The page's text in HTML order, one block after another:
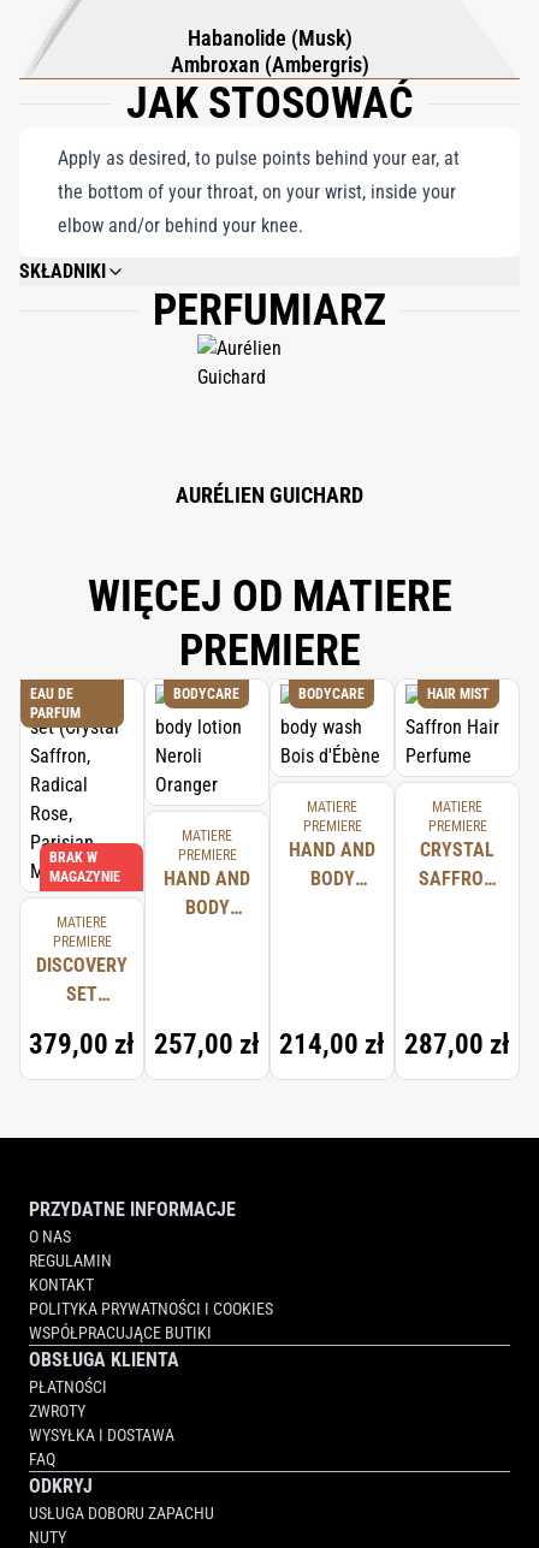
wyrafinowaniem, Crystal Saffron Extrait de Parfum przekształca
wibrującą energię szafranu w niezapomniane przeżycie
Habanolide (Musk)
Ambroxan (Ambergris)
JAK STOSOWAĆ
Apply as desired, to pulse points behind your ear, at
the bottom of your throat, on your wrist, inside your
elbow and/or behind your knee.
SKŁADNIKI
ALCOHOL DENAT., FRAGRANCE (PARFUM), WATER (AQUA), ALPHA-
ISOMETHYL IONONE, LINALOOL, BHT, LIMONEN.
PERFUMIARZ
AURÉLIEN GUICHARD
WIĘCEJ OD MATIERE
PREMIERE
EAU DE
PARFUM
BRAK W
MAGAZYNIE
MATIERE
PREMIERE
DISCOVERY
SET
SAFFRON,
RADICAL
PARISIAN
379,00 zł
BODYCARE
MATIERE
PREMIERE
HAND AND
BODY
257,00 zł
BODYCARE
MATIERE
PREMIERE
HAND AND
BODY
214,00 zł
HAIR MIST
MATIERE
PREMIERE
CRYSTAL
SAFFRON
287,00 zł
PRZYDATNE INFORMACJE
O NAS
REGULAMIN
KONTAKT
POLITYKA PRYWATNOŚCI I COOKIES
WSPÓŁPRACUJĄCE BUTIKI
OBSŁUGA KLIENTA
PŁATNOŚCI
ZWROTY
WYSYŁKA I DOSTAWA
FAQ
ODKRYJ
USŁUGA DOBORU ZAPACHU
NUTY